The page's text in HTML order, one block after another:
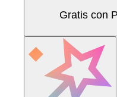
Gratis con